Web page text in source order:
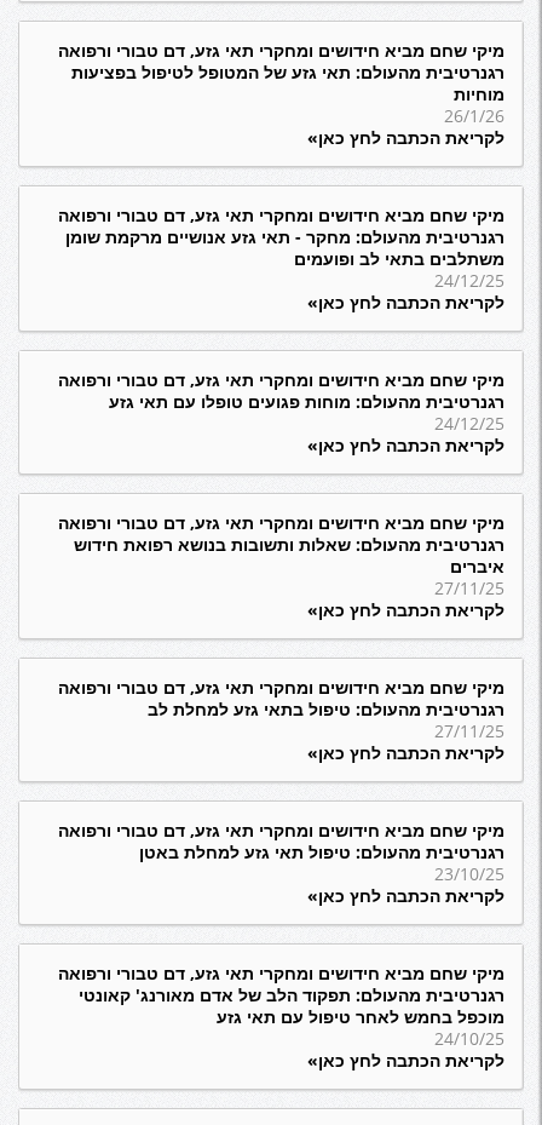
מיקי שחם מביא חידושים ומחקרי תאי גזע, דם טבורי ורפואה
רגנרטיבית מהעולם: תאי גזע של המטופל לטיפול בפציעות
מוחיות
26/1/26
לקריאת הכתבה לחץ כאן»
מיקי שחם מביא חידושים ומחקרי תאי גזע, דם טבורי ורפואה
רגנרטיבית מהעולם: מחקר - תאי גזע אנושיים מרקמת שומן
משתלבים בתאי לב ופועמים
24/12/25
לקריאת הכתבה לחץ כאן»
מיקי שחם מביא חידושים ומחקרי תאי גזע, דם טבורי ורפואה
רגנרטיבית מהעולם: מוחות פגועים טופלו עם תאי גזע
24/12/25
לקריאת הכתבה לחץ כאן»
מיקי שחם מביא חידושים ומחקרי תאי גזע, דם טבורי ורפואה
רגנרטיבית מהעולם: שאלות ותשובות בנושא רפואת חידוש
איברים
27/11/25
לקריאת הכתבה לחץ כאן»
מיקי שחם מביא חידושים ומחקרי תאי גזע, דם טבורי ורפואה
רגנרטיבית מהעולם: טיפול בתאי גזע למחלת לב
27/11/25
לקריאת הכתבה לחץ כאן»
מיקי שחם מביא חידושים ומחקרי תאי גזע, דם טבורי ורפואה
רגנרטיבית מהעולם: טיפול תאי גזע למחלת באטן
23/10/25
לקריאת הכתבה לחץ כאן»
מיקי שחם מביא חידושים ומחקרי תאי גזע, דם טבורי ורפואה
רגנרטיבית מהעולם: תפקוד הלב של אדם מאורנג' קאונטי
מוכפל בחמש לאחר טיפול עם תאי גזע
24/10/25
לקריאת הכתבה לחץ כאן»